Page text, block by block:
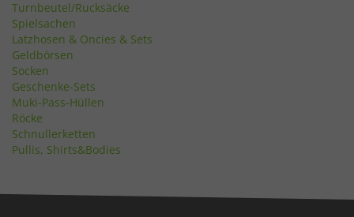
Turnbeutel/Rucksäcke
Spielsachen
Latzhosen & Oncies & Sets
Geldbörsen
Socken
Geschenke-Sets
Muki-Pass-Hüllen
Röcke
Schnullerketten
Pullis, Shirts&Bodies